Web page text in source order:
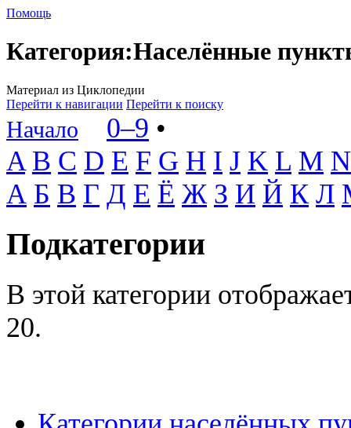
Помощь
Категория:Населённые
Материал из Циклопедии
Перейти к навигации Перейти к поиску
Начало 0–9 •
A B C D E F G H I J K L M N
А Б В Г Д Е Ё Ж З И Й К Л
Подкатегории
В этой категории
20.